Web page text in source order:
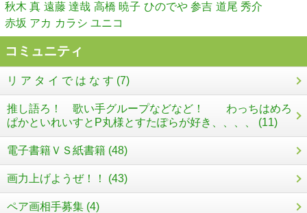
秋木 真 遠藤 達哉 高橋 暁子 ひのでや 参吉 道尾 秀介
赤坂 アカ カラシ ユニコ
コミュニティ
リ ア タ イ で は な す (7)
推し語ろ！ 歌い手グループなどなど！ わっちはめろ
ぱかといれいすとP丸様とすたぽらが好き、、、、 (11)
電子書籍ＶＳ紙書籍 (48)
画力上げようぜ！！ (43)
ペア画相手募集 (4)